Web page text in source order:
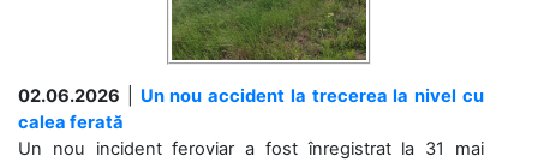
02.06.2026
Un nou accident la trecerea la nivel cu
calea ferată
Un nou incident feroviar a fost înregistrat la 31 mai